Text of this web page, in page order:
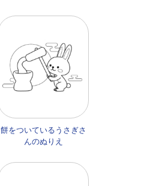
餅をついているうさぎさ
んのぬりえ